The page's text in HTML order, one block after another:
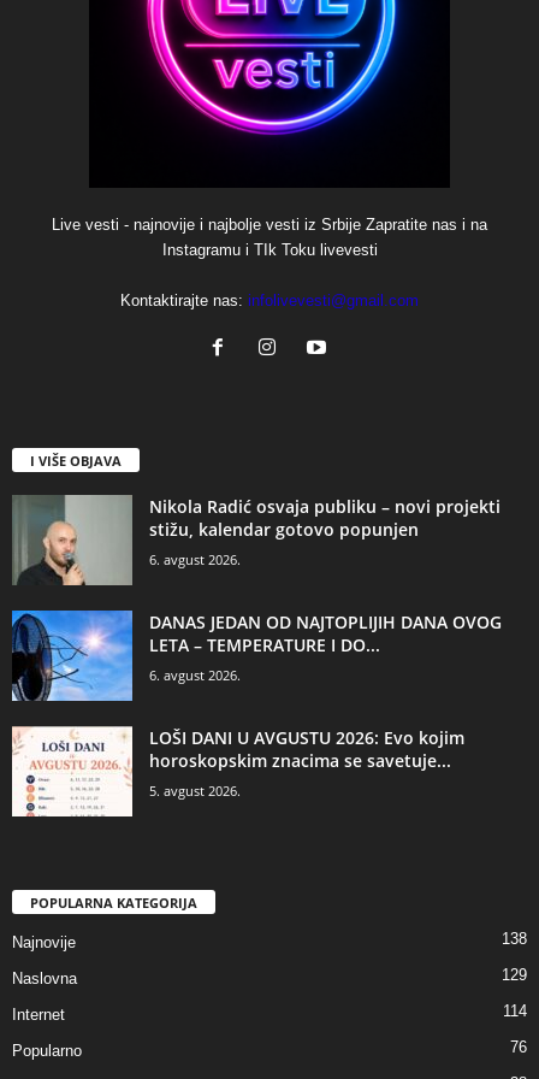
Live vesti - najnovije i najbolje vesti iz Srbije Zapratite nas i na
Instagramu i TIk Toku livevesti
Kontaktirajte nas: infolivevesti@gmail.com
I VIŠE OBJAVA
Nikola Radić osvaja publiku – novi projekti
stižu, kalendar gotovo popunjen
6. avgust 2026.
DANAS JEDAN OD NAJTOPLIJIH DANA OVOG
LETA – TEMPERATURE I DO...
6. avgust 2026.
LOŠI DANI U AVGUSTU 2026: Evo kojim
horoskopskim znacima se savetuje...
5. avgust 2026.
POPULARNA KATEGORIJA
Najnovije 138
Naslovna 129
Internet 114
Popularno 76